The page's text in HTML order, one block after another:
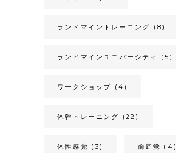
ランドマイントレーニング (8)
ランドマインユニバーシティ (5)
ワークショップ (4)
体幹トレーニング (22)
体性感覚 (3) 前庭覚 (4)